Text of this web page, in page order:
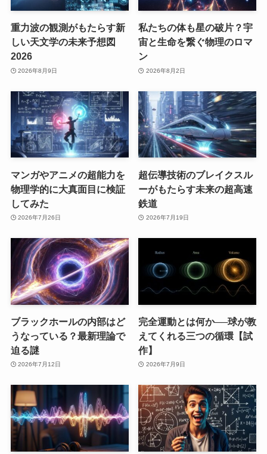
重力波の観測がもたらす新
しい天文学の未来予想図
2026
2026年8月9日
私たちの体も星の破片？宇
宙と生命を繋ぐ物理のロマ
ン
2026年8月2日
マンガやアニメの超能力を
物理学的に大真面目に検証
してみた
2026年7月26日
超伝導技術のブレイクスル
ーがもたらす未来の超高速
鉄道
2026年7月19日
ブラックホールの内部はど
うなっている？最新理論で
迫る謎
2026年7月12日
完全運動とは何か──球が教
えてくれる三つの循環【試
作】
2026年7月9日